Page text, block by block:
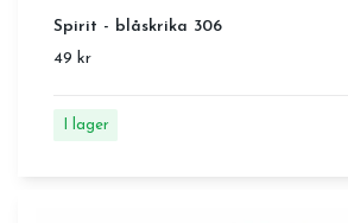
Spirit - blåskrika 306
49 kr
I lager